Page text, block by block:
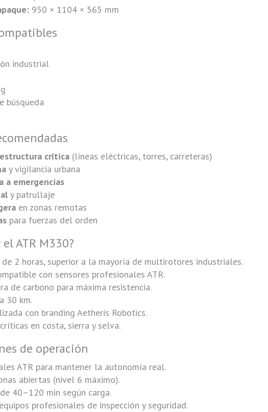
950 × 1104 × 565 mm
industrial
búsqueda
crítica (líneas eléctricas, torres, carreteras)
y vigilancia urbana
a emergencias
y patrullaje
en zonas remotas
para fuerzas del orden
ATR M330?
2 horas, superior a la mayoría de multirotores industriales.
con sensores profesionales ATR.
de carbono para máxima resistencia.
30 km.
con branding Aetheris Robotics.
en costa, sierra y selva.
de operación
ATR para mantener la autonomía real.
abiertas (nivel 6 máximo).
40–120 min según carga.
profesionales de inspección y seguridad.